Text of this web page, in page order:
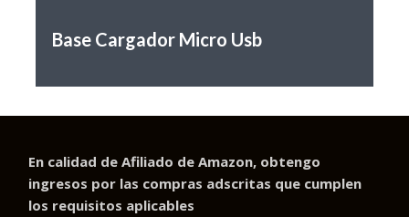
Base Cargador Micro Usb
En calidad de Afiliado de Amazon, obtengo
ingresos por las compras adscritas que cumplen
los requisitos aplicables